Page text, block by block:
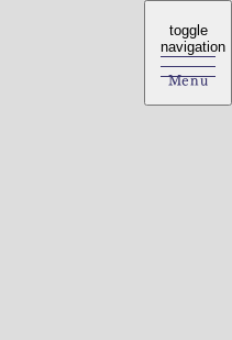
toggle
navigation
Menu
toggle
navigation
Menu